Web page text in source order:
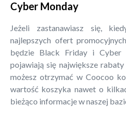
Cyber Monday
Jeżeli zastanawiasz się,
najlepszych ofert
będzie Black Friday i Cyber
pojawiają się największe
możesz otrzymać w Coocoo
wartość koszyka nawet o
bieżąco informacje w naszej